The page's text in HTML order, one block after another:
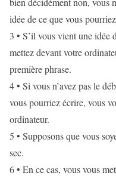
idée de ce que vous
3 • S’il vous vient une idée
mettez devant votre
première phrase.
4 • Si vous n’avez pas le
vous pourriez écrire, vous
ordinateur.
5 • Supposons que vous
sec.
6 • En ce cas, vous vous